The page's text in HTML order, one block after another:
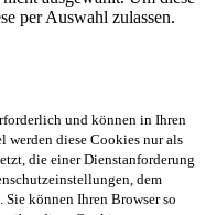
per Auswahl zulassen.
und können in Ihren
werden diese Cookies nur als
die einer Dienstanforderung
dem
können Ihren Browser so